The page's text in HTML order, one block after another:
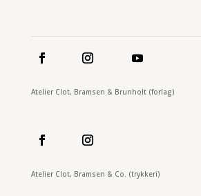
Atelier Clot, Bramsen & Brunholt (forlag)
Atelier Clot, Bramsen & Co. (trykkeri)